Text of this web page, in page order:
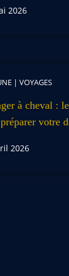
2026
| VOYAGES
à cheval :
votre
2026